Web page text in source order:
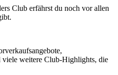
Club erfährst du noch vor allen
viele weitere Club-Highlights, die